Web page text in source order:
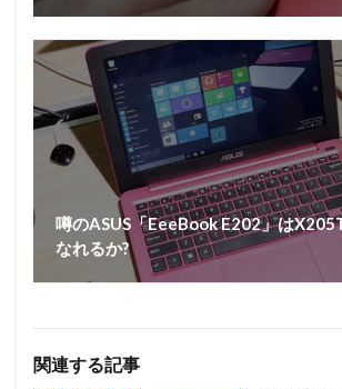
噂のASUS「EeeBook E202」は
なれるか?
関連する記事